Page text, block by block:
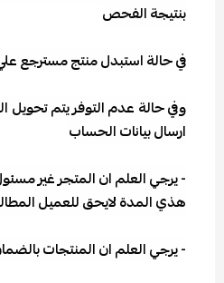
بنتيجة الفحص
في حالة استبدل منتج مسترجع
ارسال بيانات الحساب
هذي المدة لايحق للعميل
- يرجي العلم ان المنتجات